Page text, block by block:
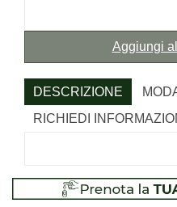
Aggiungi
DESCRIZIONE
RICHIEDI